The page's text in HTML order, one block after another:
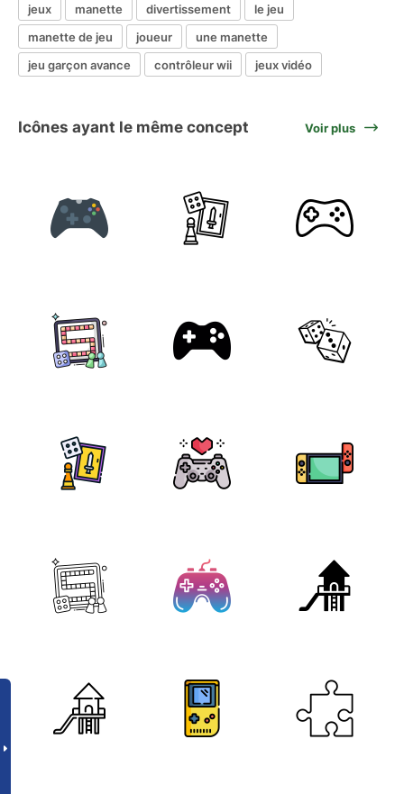
jeux manette divertissement
le jeu
manette de jeu
joueur
une manette
jeu garçon avance
contrôleur wii jeux vidéo
Icônes ayant le même concept Voir plus